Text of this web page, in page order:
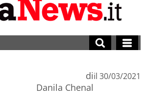
di
Danila Chenal
il 30/03/2021